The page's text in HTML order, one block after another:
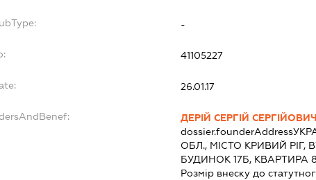
-
41105227
26.01.17
ДЕРІЙ СЕРГІЙ СЕРГІЙОВИЧ
dossier.founderAddress
ОБЛ., МІСТО КРИВИЙ
БУДИНОК 17Б, КВАРТИРА
Розмір внеску до